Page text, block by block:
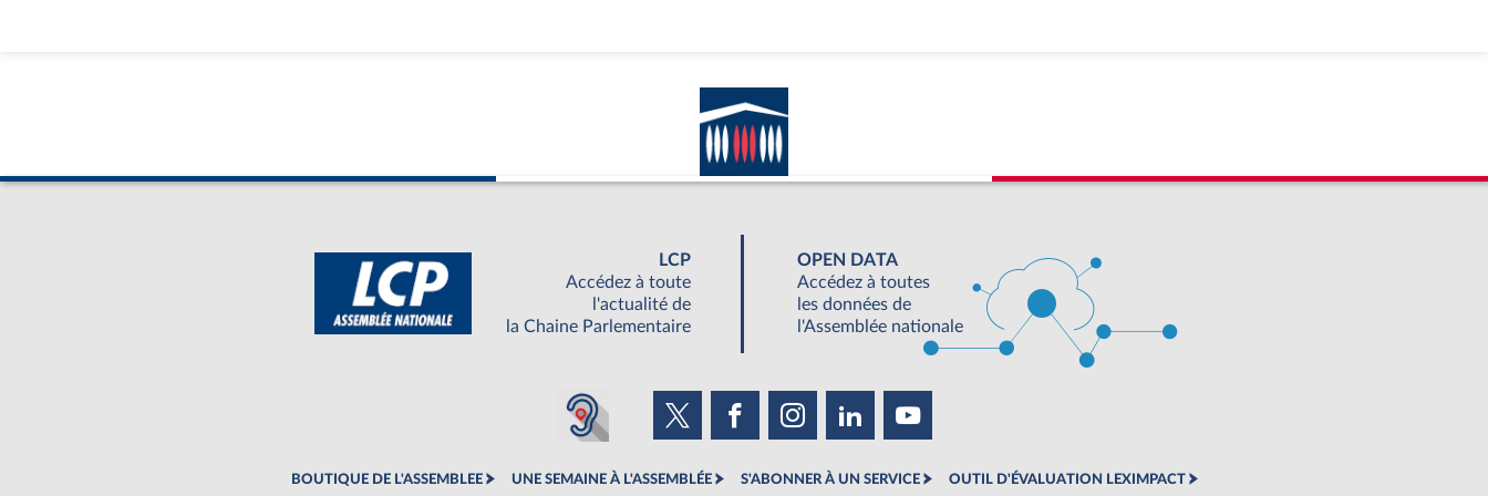
LCP
Accédez à toute
l'actualité de
la Chaine Parlementaire
OPEN DATA
Accédez à toutes
les données de
l'Assemblée nationale
BOUTIQUE DE L'ASSEMBLEE UNE SEMAINE À L'ASSEMBLÉE S'ABONNER À UN SERVICE OUTIL D'ÉVALUATION LEXIMPACT